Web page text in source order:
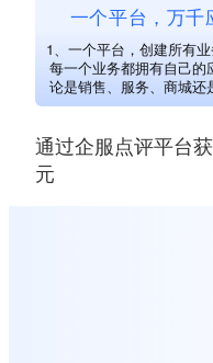
一个平台，万千
1、一个平台，创建所有业
每一个业务都拥有自己的
论是销售、服务、商城还
天然同一份数据，不再
队：一个后台，管理所
务。个性化设置，让每个
自己合适的权限。 3、再
通过企服点评平台
元